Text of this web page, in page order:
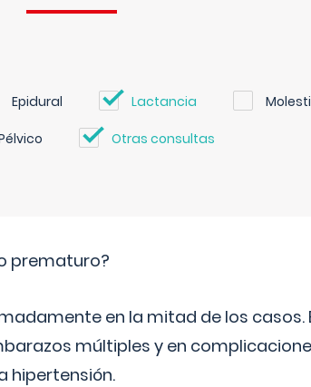
Epidural Lactancia
Otras consultas
prematuro?
en la mitad de los casos.
múltiples y en
hipertensión.